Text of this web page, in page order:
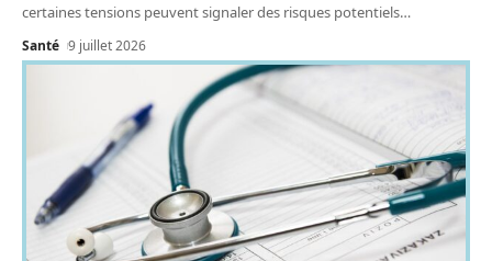
certaines tensions peuvent signaler des risques potentiels…
Santé 9 juillet 2026